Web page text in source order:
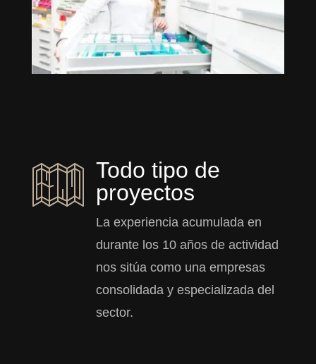
Todo tipo de
proyectos
La experiencia acumulada en
durante los 10 años de actividad
nos sitúa como una empresas
consolidada y especializada del
sector.